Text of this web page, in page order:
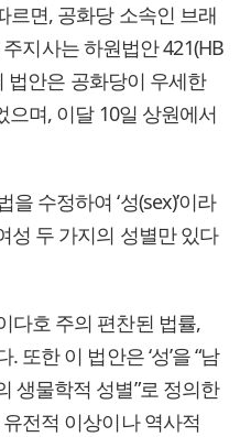
르면, 공화당 소속인 브래
지사는 하원법안 421(HB
법안은 공화당이 우세한
며, 이달 10일 상원에서
수정하여 ‘성(sex)’이라
성 두 가지의 성별만 있다
다호 주의 편찬된 법률,
또한 이 법안은 ‘성’을 “남
생물학적 성별”로 정의한
전적 이상이나 역사적